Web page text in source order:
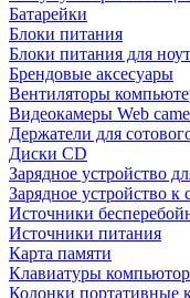
Батарейки
Блоки питания
Блоки питания для
Брендовые аксесуары
Вентиляторы
Видеокамеры Web
Держатели для
Диски CD
Зарядное устройство
Зарядное устройство к
Источники
Источники питания
Карта памяти
Клавиатуры
Колонки портативные